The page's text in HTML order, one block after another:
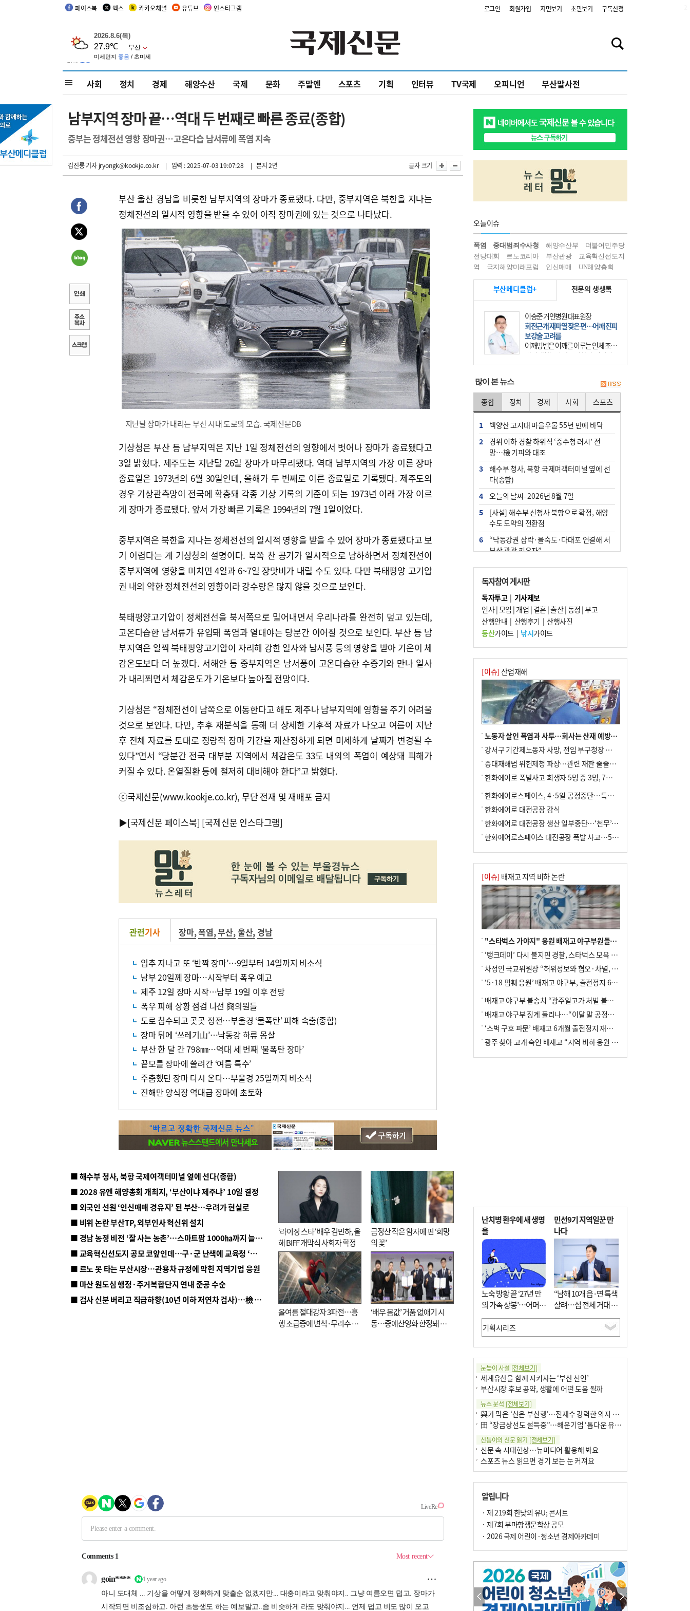
페이스북 엑스 카카오채널 유튜브 인스타그램 로그인 회원가입 지면보기 초판보기 구독신청
사회 정치 경제 해양수산 국제 문화 주말엔 스포츠 기획 인터뷰 TV국제 오피니언 부산말사전
남부지역 장마 끝…역대 두 번째로 빠른 종료(종합)
중부는 정체전선 영향 장마권…고온다습 남서류에 폭염 지속
김진룡 기자jryongk@kookje.co.kr | 입력 : 2025-07-03 19:07:28 | 본지 2면 글자 크기
부산 울산 경남을 비롯한 남부지역의 장마가 종료됐다. 다만, 중부지역은 북한을 지나는
정체전선의 일시적 영향을 받을 수 있어 아직 장마권에 있는 것으로 나타났다.
지난달 장마가 내리는 부산 시내 도로의 모습. 국제신문DB
기상청은 부산 등 남부지역은 지난 1일 정체전선의 영향에서 벗어나 장마가 종료됐다고
3일 밝혔다. 제주도는 지난달 26일 장마가 마무리됐다. 역대 남부지역의 가장 이른 장마
종료일은 1973년의 6월 30일인데, 올해가 두 번째로 이른 종료일로 기록됐다. 제주도의
경우 기상관측망이 전국에 확충돼 각종 기상 기록의 기준이 되는 1973년 이래 가장 이르
게 장마가 종료됐다. 앞서 가장 빠른 기록은 1994년의 7월 1일이었다.
중부지역은 북한을 지나는 정체전선의 일시적 영향을 받을 수 있어 장마가 종료됐다고 보
기 어렵다는 게 기상청의 설명이다. 북쪽 찬 공기가 일시적으로 남하하면서 정체전선이
중부지역에 영향을 미치면 4일과 6~7일 장맛비가 내릴 수도 있다. 다만 북태평양 고기압
권 내의 약한 정체전선의 영향이라 강수량은 많지 않을 것으로 보인다.
북태평양고기압이 정체전선을 북서쪽으로 밀어내면서 우리나라를 완전히 덮고 있는데,
고온다습한 남서류가 유입돼 폭염과 열대야는 당분간 이어질 것으로 보인다. 부산 등 남
부지역은 일찍 북태평양고기압이 자리해 강한 일사와 남서풍 등의 영향을 받아 기온이 체
감온도보다 더 높겠다. 서해안 등 중부지역은 남서풍이 고온다습한 수증기와 만나 일사
가 내리쬐면서 체감온도가 기온보다 높아질 전망이다.
기상청은 “정체전선이 남쪽으로 이동한다고 해도 제주나 남부지역에 영향을 주기 어려울
것으로 보인다. 다만, 추후 재분석을 통해 더 상세한 기후적 자료가 나오고 여름이 지난
후 전체 자료를 토대로 정량적 장마 기간을 재산정하게 되면 미세하게 날짜가 변경될 수
있다”면서 “당분간 전국 대부분 지역에서 체감온도 33도 내외의 폭염이 예상돼 피해가
커질 수 있다. 온열질환 등에 철저히 대비해야 한다”고 밝혔다.
ⓒ국제신문(www.kookje.co.kr), 무단 전재 및 재배포 금지
▶[국제신문 페이스북] [국제신문 인스타그램]
관련기사 장마,폭염,부산,울산, 경남
입추 지나고 또 ‘반짝 장마’…9일부터 14일까지 비소식
남부 20일께 장마…시작부터 폭우 예고
제주 12일 장마 시작…남부 19일 이후 전망
폭우 피해 상황 점검 나선 與의원들
도로 침수되고 곳곳 정전…부울경 ‘물폭탄’ 피해 속출(종합)
장마 뒤에 ‘쓰레기山’…낙동강 하류 몸살
부산 한 달 간 798㎜…역대 세 번째 ‘물폭탄 장마’
끝모를 장마에 쓸려간 ‘여름 특수’
주춤했던 장마 다시 온다…부울경 25일까지 비소식
진해만 양식장 역대급 장마에 초토화
■ 해수부 청사, 북항 국제여객터미널 옆에 선다(종합)
■ 2028 유엔 해양총회 개최지, ‘부산이냐 제주냐’ 10일 결정
■ 외국인 선원 ‘인신매매 경유지’ 된 부산…우려가 현실로
■ 비위 논란 부산TP, 외부인사 혁신위 설치
■ 경남 농정 비전 ‘잘 사는 농촌’…스마트팜 1000㏊까지 늘린다
■ 교육혁신선도지 공모 코앞인데…구·군 난색에 교육청 ‘쩔쩔’
■ 르노 못 타는 부산시장…관용차 규정에 막힌 지역기업 응원
■ 마산 원도심 행정·주거복합단지 연내 준공 수순
■ 검사 신분 버리고 직급하향(10년 이하 저연차 검사)…檢 중수청행 기피
‘라이징 스타’ 배우 김민하, 올
해 BIFF 개막식 사회자 확정
금정산 작은 암자에 핀 ‘희망
의 꽃’
올여름 절대강자 3파전…흥
행 조급증에 변칙·무리수 마
‘배우 몸값’ 거품 없애기 시
동…중예산영화 한정돼 실
오늘이슈
폭염 중대범죄수사청 해양수산부
더불어민주당
전당대회
르노코리아 부산관광
교육혁신선도지
역
극지해양미래포럼 인신매매 UN해양총회
부산메디클럽+ 전문의 생생톡
이승준 거인병원 대표원장
회전근개 재파열 잦은 편…어깨 진피
보강술 고려를
어깨병변은 어깨를 이루는 인체 조직
에 발생하는 손상을 말한다. 여기에
는 오십견과 회전근개 증후군, 어깨
많이 본 뉴스
종합 정치 경제 사회 스포츠
1
백양산 고지대 마을우물 55년 만에 바닥
2
경위 이하 경찰 하위직 ‘중수청 러시’ 전
망…檢 기피와 대조
3
해수부 청사, 북항 국제여객터미널 옆에 선
다(종합)
4
오늘의 날씨- 2026년 8월 7일
5
[사설] 해수부 신청사 북항으로 확정, 해양
수도 도약의 전환점
6
“낙동강권 삼락·을숙도·다대포 연결해 서
부산 관광 키우자”
7
부울경 주말부터 비소식…‘극한 폭염’ 한풀
꺾일 듯
8
피란마을 67년 역사인데…전교생 24명 아
미초 통폐합 기로
9
외국인 선원 ‘인신매매 경유지’ 된 부산…
우려가 현실로
10 수사독점 책임 커진 경찰, 방치사건 해결 부
랴부랴 속도전
독자참여 게시판
독자투고| 기사제보
인사|모임 | 개업 | 결혼|출산|동정 |부고
산행안내 | 산행후기 | 산행사진
등산가이드| 낚시가이드
[이슈] 산업재해
노동자 살인 폭염과 사투…회사는 산재 예방·전기료 절감 전력
강서구 기간제노동자 사망, 전임 부구청장 檢 송치
중대재해법 위헌제청 파장…관련 재판 줄줄이 브레이크
한화에어로 폭발사고 희생자 5명 중 3명, 7일 영면
한화에어로스페이스, 4·5일 공정중단…특별 안전점검
한화에어로 대전공장 감식
한화에어로 대전공장 생산 일부중단…‘천무’ 수출 비상
한화에어로스페이스 대전공장 폭발 사고…5명 사망·2명 부상(종합)
[이슈] 배재고 지역 비하 논란
"스타벅스 가야지" 응원 배재고 야구부원들, 학교서 징계 처분
‘탱크데이’ 다시 불지핀 경찰, 스타벅스 모욕 혐의 압수수색
차정인 국교위원장 “허위정보와 혐오·차별, 학교 교실까지 유입"
‘5·18 폄훼 응원’ 배재고 야구부, 출전정지 6개월→1개월 감경
배재고 야구부 불송치 “광주일고가 처벌 불원 의사 표해”
배재고 야구부 징계 풀리나…“이달 말 공정위서 재심의”
‘스벅 구호 파문’ 배재고 6개월 출전정지 재심 신청키로
광주 찾아 고개 숙인 배재고 “지역 비하 응원 잘못”(종합)
난치병 환우에 새 생명
을
노숙 방황 끝 ‘27년 만
의 가족 상봉’…어머니
와 행복 꿈꿔
민선9기 지역일꾼 만
나다
“남해 10개 읍·면 특색
살려…섬 전체 거대 정
원으로 조성”
눈높이 사설 [전체보기]
세계유산을 함께 지키자는 ‘부산 선언’
부산시장 후보 공약, 생활에 어떤 도움 될까
뉴스 분석 [전체보기]
與가 막은 ‘산은 부산행’…전재수 강력한 의지 표명 없인 공염불
田 “장금상선도 설득중”…해운기업 ‘톱다운 유치전’ 가속
신통이의 신문 읽기 [전체보기]
신문 속 시대현상…뉴미디어 활용해 봐요
스포츠 뉴스 읽으면 경기 보는 눈 커져요
구·군 승진 축하화분 관행 없애자니 소상공인 울상
팩트체크[전체보기]
의령 한우산 털중나리
한 손 뉴스[전체보기]
시민이 개발한 폭염 대응 앱 ‘그늘로’ 길안내 지도 등 인기
골목 맛집 발굴 고메 셀렉션…부산시, 페스티벌 시월 연계
알립니다
· 제 219회 한낮의 유U; 콘서트
· 제7회 부마항쟁문학상 공모
· 2026 국제 어린이·청소년 경제아카데미